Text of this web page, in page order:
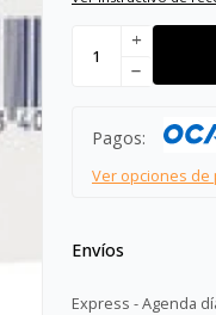
add
remove
Pagos:
Ver opciones de
Envíos
Express - Agenda